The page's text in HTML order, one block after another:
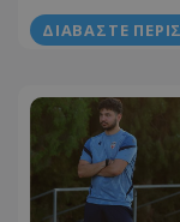
ΔΙΑΒΆΣΤΕ